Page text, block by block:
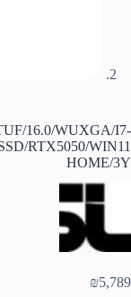
16.0/WUXGA/I7-
RTX5050/WIN11
HOME/3Y
₪5,789